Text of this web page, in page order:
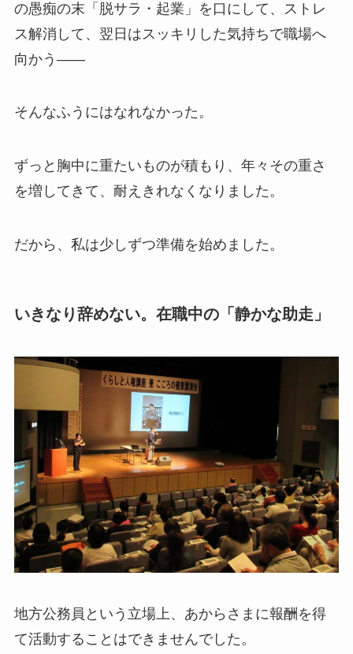
の愚痴の末「脱サラ・起業」を口にして、ストレ
ス解消して、翌日はスッキリした気持ちで職場へ
向かう——
そんなふうにはなれなかった。
ずっと胸中に重たいものが積もり、年々その重さ
を増してきて、耐えきれなくなりました。
だから、私は少しずつ準備を始めました。
いきなり辞めない。在職中の「静かな助走」
地方公務員という立場上、あからさまに報酬を得
て活動することはできませんでした。